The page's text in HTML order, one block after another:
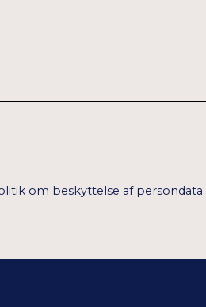
om beskyttelse af persondata